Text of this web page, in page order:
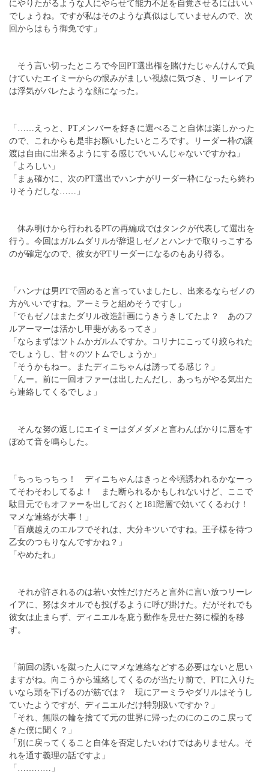
にやりたがるような人にやらせて能力不足を自覚させるにはいい
でしょうね。ですが私はそのような真似はしていませんので、次
回からはもう御免です」
そう言い切ったところで今回PT選出権を賭けたじゃんけんで負
けていたエイミーからの恨みがましい視線に気づき、リーレイア
は浮気がバレたような顔になった。
「……えっと、PTメンバーを好きに選べること自体は楽しかった
ので、これからも是非お願いしたいところです。リーダー枠の譲
渡は自由に出来るようにする感じでいいんじゃないですかね」
「よろしい」
「まぁ確かに、次のPT選出でハンナがリーダー枠になったら終わ
りそうだしな……」
休み明けから行われるPTの再編成ではタンクが代表して選出を
行う。今回はガルムダリルが辞退しゼノとハンナで取りっこする
のが確定なので、彼女がPTリーダーになるのもあり得る。
「ハンナは男PTで固めると言っていましたし、出来るならゼノの
方がいいですね。アーミラと組めそうですし」
「でもゼノはまたダリル改造計画にうきうきしてたよ？ あのフ
ルアーマーは活かし甲斐があるってさ」
「ならまずはツトムかガルムですか。コリナにこってり絞られた
でしょうし、甘々のツトムでしょうか」
「そうかもねー。またディニちゃんは誘ってる感じ？」
「んー。前に一回オファーは出したんだし、あっちがやる気出た
ら連絡してくるでしょ」
そんな努の返しにエイミーはダメダメと言わんばかりに唇をす
ぼめて音を鳴らした。
「ちっちっちっ！ ディニちゃんはきっと今頃誘われるかなーっ
てそわそわしてるよ！ また断られるかもしれないけど、ここで
駄目元でもオファーを出しておくと181階層で効いてくるわけ！
マメな連絡が大事！」
「百歳越えのエルフでそれは、大分キツいですね。王子様を待つ
乙女のつもりなんですかね？」
「やめたれ」
それが許されるのは若い女性だけだろと言外に言い放つリーレ
イアに、努はタオルでも投げるように呼び掛けた。だがそれでも
彼女は止まらず、ディニエルを庇う動作を見せた努に標的を移
す。
「前回の誘いを蹴った人にマメな連絡などする必要はないと思い
ますがね。向こうから連絡してくるのが当たり前で、PTに入りた
いなら頭を下げるのが筋では？ 現にアーミラやダリルはそうし
ていたようですが、ディニエルだけ特別扱いですか？」
「それ、無限の輪を捨てて元の世界に帰ったのにのこのこ戻って
きた僕に聞く？」
「別に戻ってくること自体を否定したいわけではありません。そ
れを通す義理の話ですよ」
「…………」